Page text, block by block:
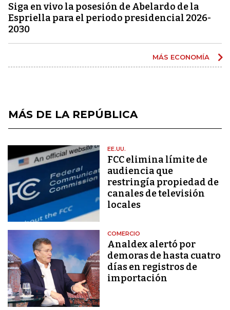
Siga en vivo la posesión de Abelardo de la
Espriella para el periodo presidencial 2026-
2030
MÁS ECONOMÍA
MÁS DE LA REPÚBLICA
EE.UU.
FCC elimina límite de
audiencia que
restringía propiedad de
canales de televisión
locales
COMERCIO
Analdex alertó por
demoras de hasta cuatro
días en registros de
importación